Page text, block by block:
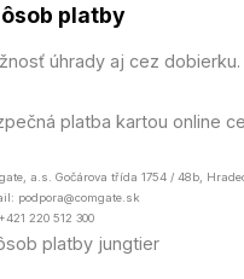
platby
úhrady aj cez dobierku.
platba kartou online
a.s. Gočárova třída 1754 / 48b,
podpora@comgate.sk
220 512 300